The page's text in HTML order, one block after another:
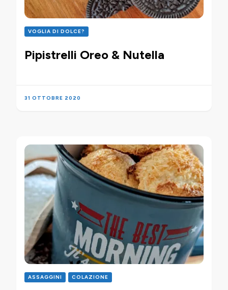
VOGLIA DI DOLCE?
Pipistrelli Oreo & Nutella
31 OTTOBRE 2020
ASSAGGINI COLAZIONE